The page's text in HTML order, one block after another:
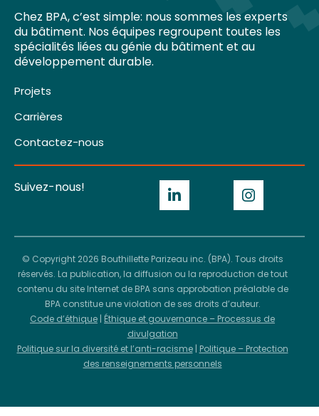
Chez BPA, c’est simple: nous sommes les experts
du bâtiment. Nos équipes regroupent toutes les
spécialités liées au génie du bâtiment et au
développement durable.
Projets
Carrières
Contactez-nous
Suivez-nous!
© Copyright 2026 Bouthillette Parizeau inc. (BPA). Tous droits
réservés. La publication, la diffusion ou la reproduction de tout
contenu du site Internet de BPA sans approbation préalable de
BPA constitue une violation de ses droits d’auteur.
Code d’éthique | Éthique et gouvernance – Processus de
divulgation
Politique sur la diversité et l’anti-racisme| Politique – Protection
des renseignements personnels